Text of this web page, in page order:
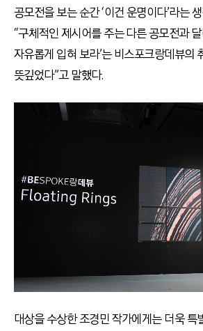
공모전을 보는 순간 ‘이건 운명이다’라는
“구체적인 제시어를 주는 다른 공모전과
자유롭게 입혀 보라’는 비스포크랑데뷰의
뜻깊었다”고 말했다.
대상을 수상한 조경민 작가에게는 더욱 특